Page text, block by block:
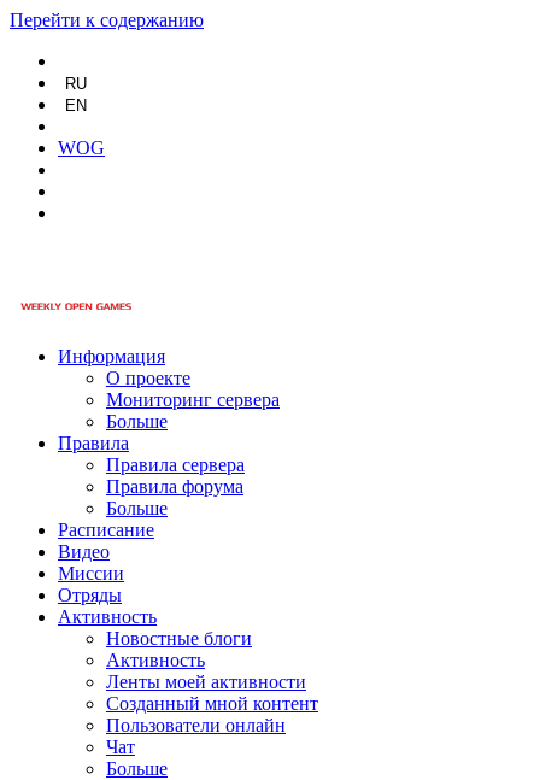
Перейти к содержанию
RU
EN
WOG
Информация
О проекте
Мониторинг сервера
Больше
Правила
Правила сервера
Правила форума
Больше
Расписание
Видео
Миссии
Отряды
Активность
Новостные блоги
Активность
Ленты моей активности
Созданный мной контент
Пользователи онлайн
Чат
Больше